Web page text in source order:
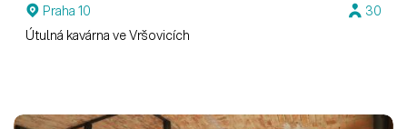
Praha 10
30
Útulná kavárna ve Vršovicích